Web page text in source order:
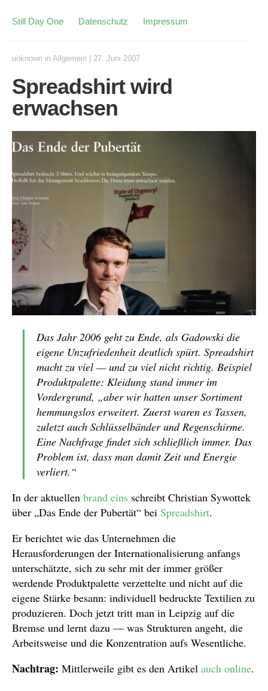
Still Day One Datenschutz Impressum
unknown in Allgemein 27. Juni 2007
Spreadshirt wird
erwachsen
Das Jahr 2006 geht zu Ende, als Gadowski die
eigene Unzufriedenheit deutlich spürt. Spreadshirt
macht zu viel — und zu viel nicht richtig. Beispiel
Produktpalette: Kleidung stand immer im
Vordergrund, „aber wir hatten unser Sortiment
hemmungslos erweitert. Zuerst waren es Tassen,
zuletzt auch Schlüsselbänder und Regenschirme.
Eine Nachfrage findet sich schließlich immer. Das
Problem ist, dass man damit Zeit und Energie
verliert.“
In der aktuellen brand eins schreibt Christian Sywottek
über „Das Ende der Pubertät“ bei Spreadshirt.
Er berichtet wie das Unternehmen die
Herausforderungen der Internationalisierung anfangs
unterschätzte, sich zu sehr mit der immer größer
werdende Produktpalette verzettelte und nicht auf die
eigene Stärke besann: individuell bedruckte Textilien zu
produzieren. Doch jetzt tritt man in Leipzig auf die
Bremse und lernt dazu — was Strukturen angeht, die
Arbeitsweise und die Konzentration aufs Wesentliche.
Nachtrag: Mittlerweile gibt es den Artikel auch online.